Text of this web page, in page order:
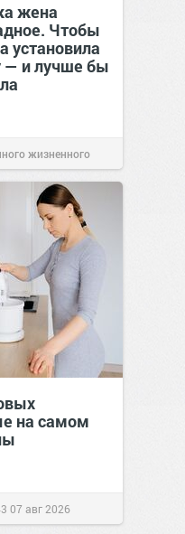
жена
Чтобы
установила
— и лучше бы
жизненного
на самом
07 авг 2026